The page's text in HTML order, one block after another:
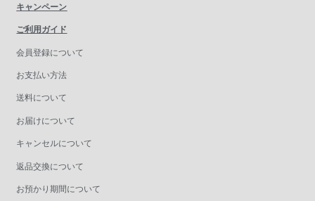
キャンペーン
ご利用ガイド
会員登録について
お支払い方法
送料について
お届けについて
キャンセルについて
返品交換について
お預かり期間について